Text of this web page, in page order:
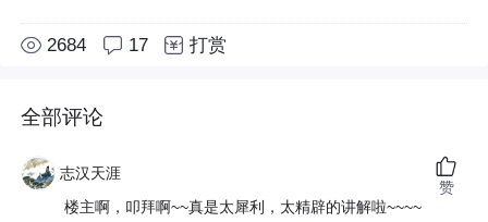
2684 17 打赏
全部评论
志汉天涯
楼主啊，叩拜啊~~真是太犀利，太精辟的讲解啦~~~~
赞